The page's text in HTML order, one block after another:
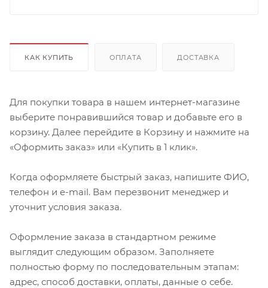
КАК КУПИТЬ ОПЛАТА ДОСТАВКА
Для покупки товара в нашем интернет-магазине
выберите понравившийся товар и добавьте его в
корзину. Далее перейдите в Корзину и нажмите на
«Оформить заказ» или «Купить в 1 клик».
Когда оформляете быстрый заказ, напишите ФИО,
телефон и e-mail. Вам перезвонит менеджер и
уточнит условия заказа.
Оформление заказа в стандартном режиме
выглядит следующим образом. Заполняете
полностью форму по последовательным этапам:
адрес, способ доставки, оплаты, данные о себе.